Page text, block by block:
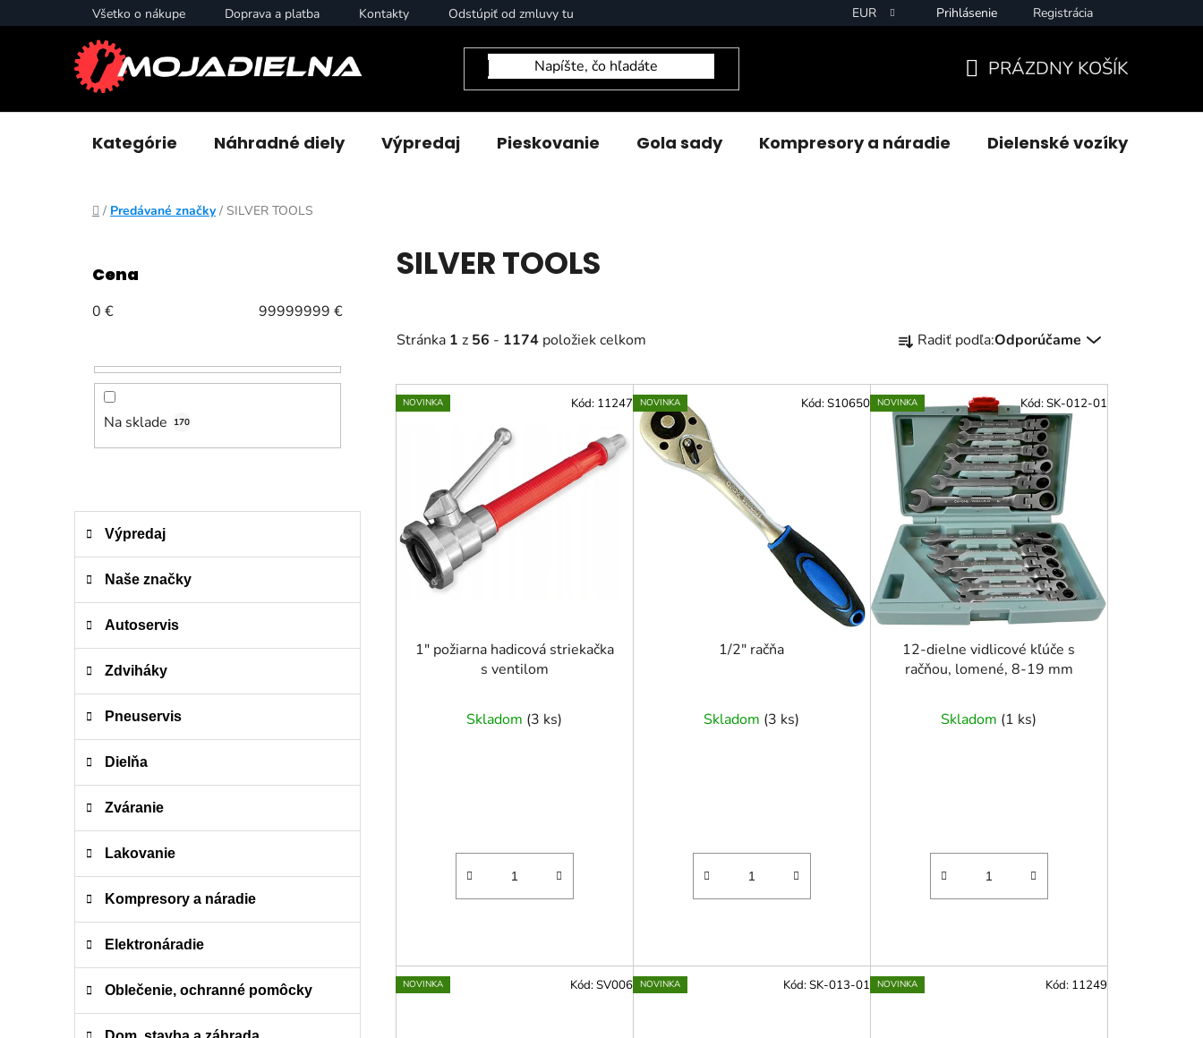
na
Všetko o nákupe Doprava a platba Kontakty Odstúpiť od zmluvy tu EUR Prihlásenie Registrácia
KOŠÍK
PRÁZDNY KOŠÍK
Kategórie Náhradné diely Výpredaj Pieskovanie Gola sady Kompresory a náradie Dielenské vozíky
Domov
/ Predávané značky / SILVER TOOLS
Cena
0 € 99999999 €
Na sklade 170
kategórie
K
t
g
Výpredaj
Naše značky
Autoservis
Zdviháky
Pneuservis
Dielňa
Zváranie
Lakovanie
Kompresory a náradie
Elektronáradie
Oblečenie, ochranné pomôcky
SILVER TOOLS
Stránka 1 z 56 - 1174 položiek celkom a
e
n
i
e
p
r
o
d
u
k
t
o
v
Radiť podľa:Odporúčame
V
ý
r
o
NOVINKA
1" požiarna hadicová striekačka
s ventilom
Skladom (3 ks)
Kód: 11247 NOVINKA
1/2" račňa
Skladom (3 ks)
Kód:S10650 NOVINKA
12-dielne vidlicové kľúče s
račňou, lomené, 8-19 mm
Skladom (1 ks)
Kód:SK-012-01
NOVINKA Kód:SV006 NOVINKA Kód:SK-013-01 NOVINKA Kód: 11249